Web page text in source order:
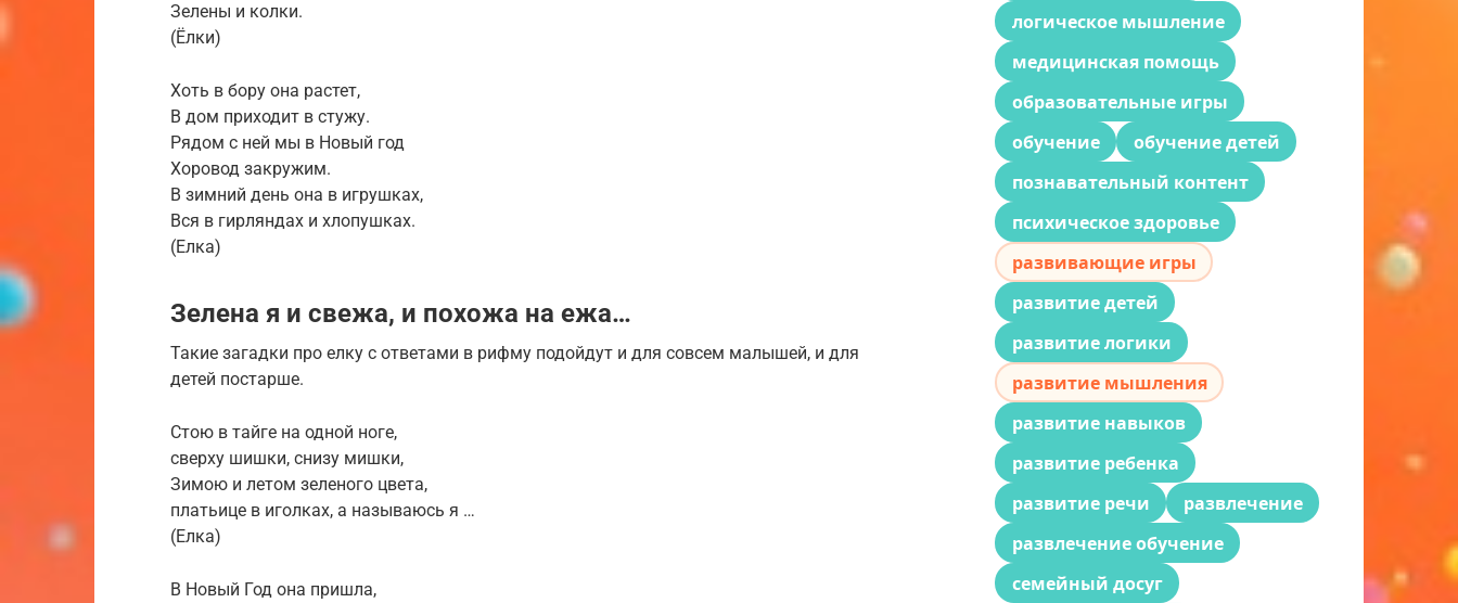
Зелены и колки.
(Ёлки)
Хоть в бору она растет,
В дом приходит в стужу.
Рядом с ней мы в Новый год
Хоровод закружим.
В зимний день она в игрушках,
Вся в гирляндах и хлопушках.
(Елка)
Зелена я и свежа, и похожа на ежа…
Такие загадки про елку с ответами в рифму подойдут и для совсем малышей, и для
детей постарше.
Стою в тайге на одной ноге,
сверху шишки, снизу мишки,
Зимою и летом зеленого цвета,
платьице в иголках, а называюсь я …
(Елка)
В Новый Год она пришла,
логическое мышление
медицинская помощь
образовательные игры
обучение
обучение детей
познавательный контент
психическое здоровье
развивающие игры
развитие детей
развитие логики
развитие мышления
развитие навыков
развитие ребенка
развитие речи
развлечение
развлечение обучение
семейный досуг